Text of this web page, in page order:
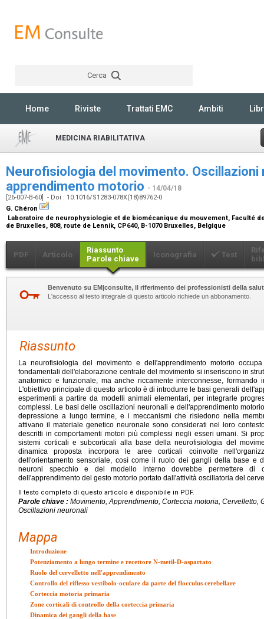
Cerca
Home Riviste Trattati EMC Ambiti
MEDICINA RIABILITATIVA
Neurofisiologia del movimento. Oscillazioni
apprendimento motorio - 14/04/18
[26-007-B-60] - Doi : 10.1016/S1283-078X(18)89762-0
G. Chéron
Laboratoire de neurophysiologie et de biomécanique du mouvement, Faculté
de Bruxelles, 808, route de Lennik, CP640, B-1070 Bruxelles, Belgique
PDF Articolo
Riassunto
Parole chiave
Iconografia Test
Benvenuto su EM|consulte, il riferimento dei professionisti della
L'accesso al testo integrale di questo articolo richiede un abbonamento.
Riassunto
La neurofisiologia del movimento e dell'apprendimento motorio
fondamentali dell'elaborazione centrale del movimento si inseriscono in
anatomico e funzionale, ma anche riccamente interconnesse, formando
L'obiettivo principale di questo articolo è di introdurre le basi generali
esperimenti a partire da modelli animali elementari, per integrarle
complessi. Le basi delle oscillazioni neuronali e dell'apprendimento
depressione a lungo termine, e i meccanismi che risiedono nella
attivano il materiale genetico neuronale sono considerati nel loro
descritti in comportamenti motori più complessi negli esseri umani. Si
sistemi corticali e subcorticali alla base della neurofisiologia del
dinamica proposta incorpora le aree corticali coinvolte
dell'orientamento sensoriale, così come il ruolo dei gangli della base e
neuroni specchio e del modello interno dovrebbe permettere di
dell'apprendimento del gesto motorio portato dall'attività oscillatoria del
Il testo completo di questo articolo è disponibile in PDF.
Parole chiave : Movimento, Apprendimento, Corteccia motoria, Cervelletto,
Oscillazioni neuronali
Mappa
Introduzione
Potenziamento a lungo termine e recettore N-metil-D-aspartato
Ruolo del cervelletto nell'apprendimento
Controllo del riflesso vestibolo-oculare da parte del flocculus cerebellare
Corteccia motoria primaria
Zone corticali di controllo della corteccia primaria
Dinamica dei gangli della base